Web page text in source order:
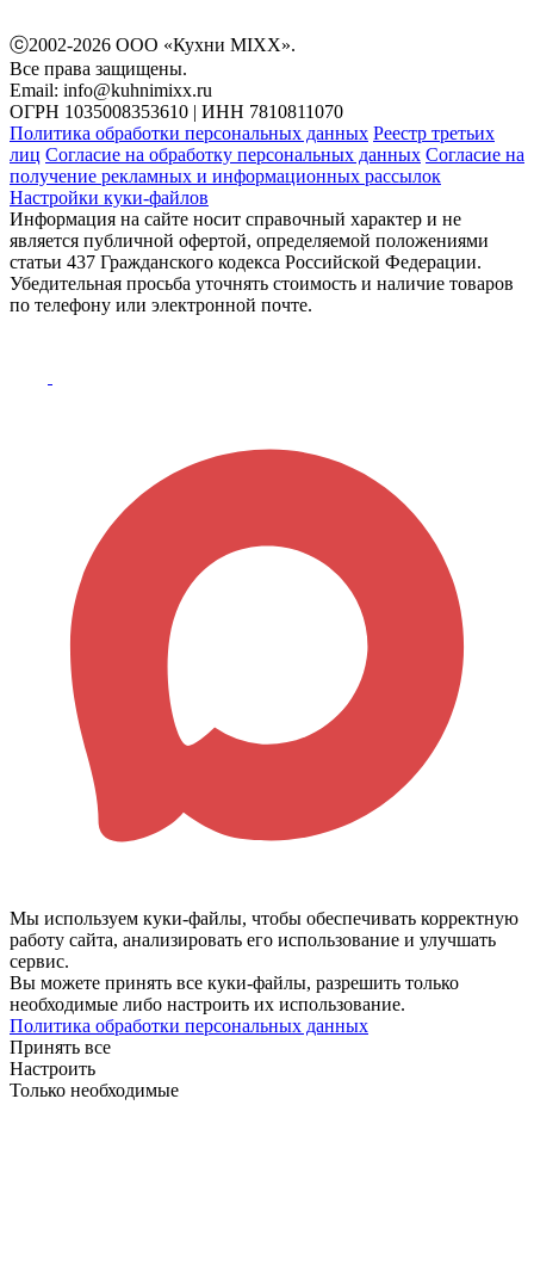
ⓒ2002-2026 ООО «Кухни MIXX».
Все права защищены.
Email: info@kuhnimixx.ru
ОГРН 1035008353610 | ИНН 7810811070
Политика обработки персональных данных Реестр третьих
лиц Согласие на обработку персональных данных Согласие на
получение рекламных и информационных рассылок
Настройки куки-файлов
Информация на сайте носит справочный характер и не
является публичной офертой, определяемой положениями
статьи 437 Гражданского кодекса Российской Федерации.
Убедительная просьба уточнять стоимость и наличие товаров
по телефону или электронной почте.
Мы используем куки-файлы, чтобы обеспечивать корректную
работу сайта, анализировать его использование и улучшать
сервис.
Вы можете принять все куки-файлы, разрешить только
необходимые либо настроить их использование.
Политика обработки персональных данных
Принять все
Настроить
Только необходимые